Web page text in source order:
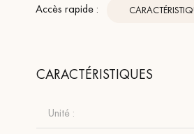
Accès rapide :
CARACTÉRISTIQUES
Unité :